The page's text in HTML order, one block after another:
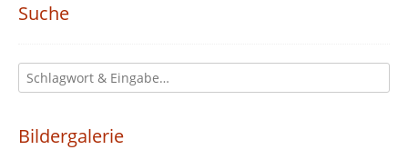
Suche
Bildergalerie